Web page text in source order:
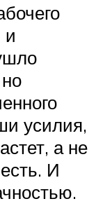
и
усилия,
а не
И